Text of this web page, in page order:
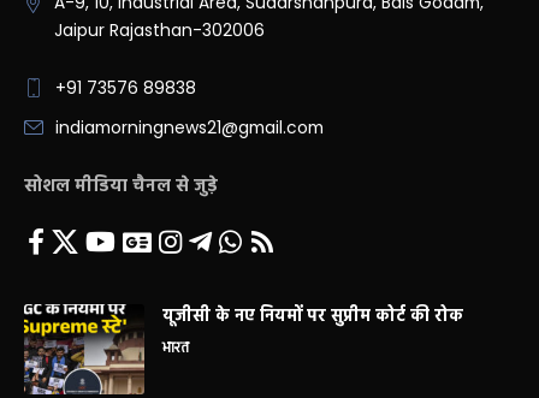
Jaipur Rajasthan-302006
+91 73576 89838
indiamorningnews21@gmail.com
सोशल मीडिया चैनल से जुड़े
यूजीसी के नए नियमों पर सुप्रीम कोर्ट की रोक
भारत